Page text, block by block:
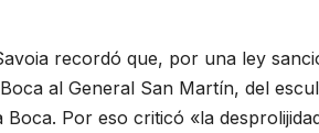
recordó que, por una ley
al General San Martín, del
Boca. Por eso criticó «la